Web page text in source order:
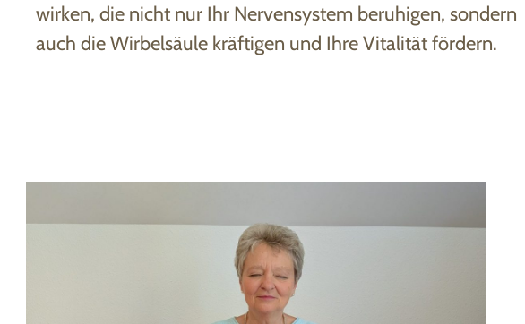
wirken, die nicht nur Ihr Nervensystem beruhigen, sondern
auch die Wirbelsäule kräftigen und Ihre Vitalität fördern.